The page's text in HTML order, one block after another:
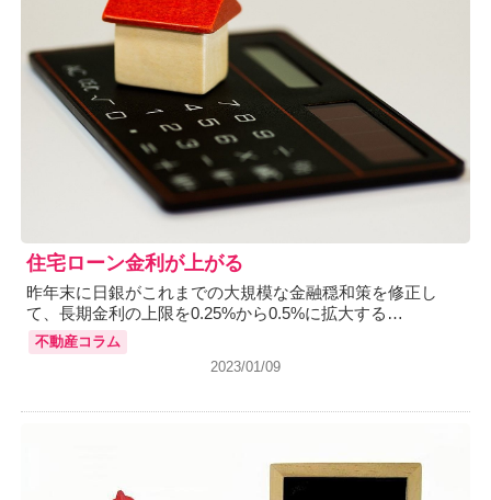
住宅ローン金利が上がる
昨年末に日銀がこれまでの大規模な金融穏和策を修正し
て、長期金利の上限を0.25%から0.5%に拡大する…
不動産コラム
2023/01/09